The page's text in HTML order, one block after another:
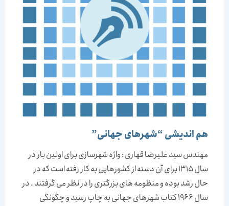
هم اندیشی “شهرهای جهانی”
مهندس سید علیرضا قهاری : واژه شهرسازی برای اولین بار در
سال 1315 برای آن دسته از کشورهایی به کار رفته است که در
حال رشد بوده و منظومه های بزرگتری را در نظر می گرفتند . در
سال 1966 کتاب شهرهای جهانی به چاپ رسید و چگونگی